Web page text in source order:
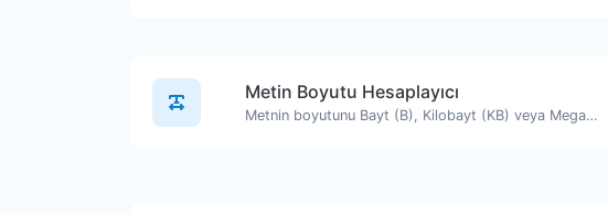
Metin Boyutu Hesaplayıcı
Metnin boyutunu Bayt (B), Kilobayt (KB) veya Megabayt (MB) cinsinden alın.